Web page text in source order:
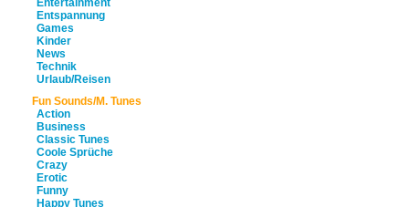
Entertainment
Entspannung
Games
Kinder
News
Technik
Urlaub/Reisen
Fun Sounds/M. Tunes
Action
Business
Classic Tunes
Coole Sprüche
Crazy
Erotic
Funny
Happy Tunes